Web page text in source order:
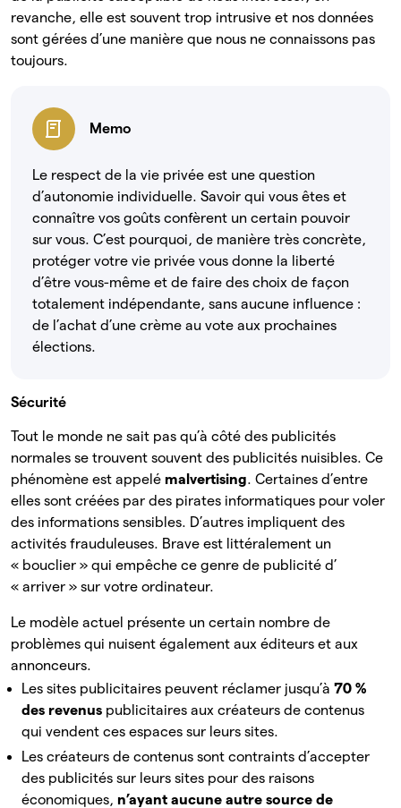
revanche, elle est souvent trop intrusive et nos données
sont gérées d’une manière que nous ne connaissons pas
toujours.
Memo
Le respect de la vie privée est une question
d’autonomie individuelle. Savoir qui vous êtes et
connaître vos goûts confèrent un certain pouvoir
sur vous. C’est pourquoi, de manière très concrète,
protéger votre vie privée vous donne la liberté
d’être vous-même et de faire des choix de façon
totalement indépendante, sans aucune influence :
de l’achat d’une crème au vote aux prochaines
élections.
Sécurité
Tout le monde ne sait pas qu’à côté des publicités
normales se trouvent souvent des publicités nuisibles. Ce
phénomène est appelé malvertising. Certaines d’entre
elles sont créées par des pirates informatiques pour voler
des informations sensibles. D’autres impliquent des
activités frauduleuses. Brave est littéralement un
« bouclier » qui empêche ce genre de publicité d’
« arriver » sur votre ordinateur.
Le modèle actuel présente un certain nombre de
problèmes qui nuisent également aux éditeurs et aux
annonceurs.
Les sites publicitaires peuvent réclamer jusqu’à 70 %
des revenus publicitaires aux créateurs de contenus
qui vendent ces espaces sur leurs sites.
Les créateurs de contenus sont contraints d’accepter
des publicités sur leurs sites pour des raisons
économiques, n’ayant aucune autre source de